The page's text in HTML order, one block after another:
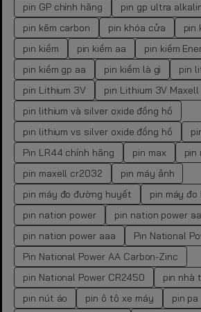
pin GP chính hãng
pin gp ultra
pin kẽm carbon
pin khóa cửa
pin
pin kiềm
pin kiềm aa
pin kiềm
pin kiềm gp aa
pin kiềm là gì
pin
pin Lithium 3V
pin Lithium 3V Maxell
pin lithium và silver oxide đồng hồ
pin lithium vs silver oxide đồng hồ
Pin LR44 chính hãng
pin max
pin
pin maxell cr2032
pin máy ảnh
pin máy đo đường huyết
pin máy
pin nation power
pin nation power aa
pin nation power aaa
Pin National
Pin National Power AA Carbon-Zinc
pin National Power CR2450
pin nhà
pin nút áo
pin ô tô xe máy pin pa